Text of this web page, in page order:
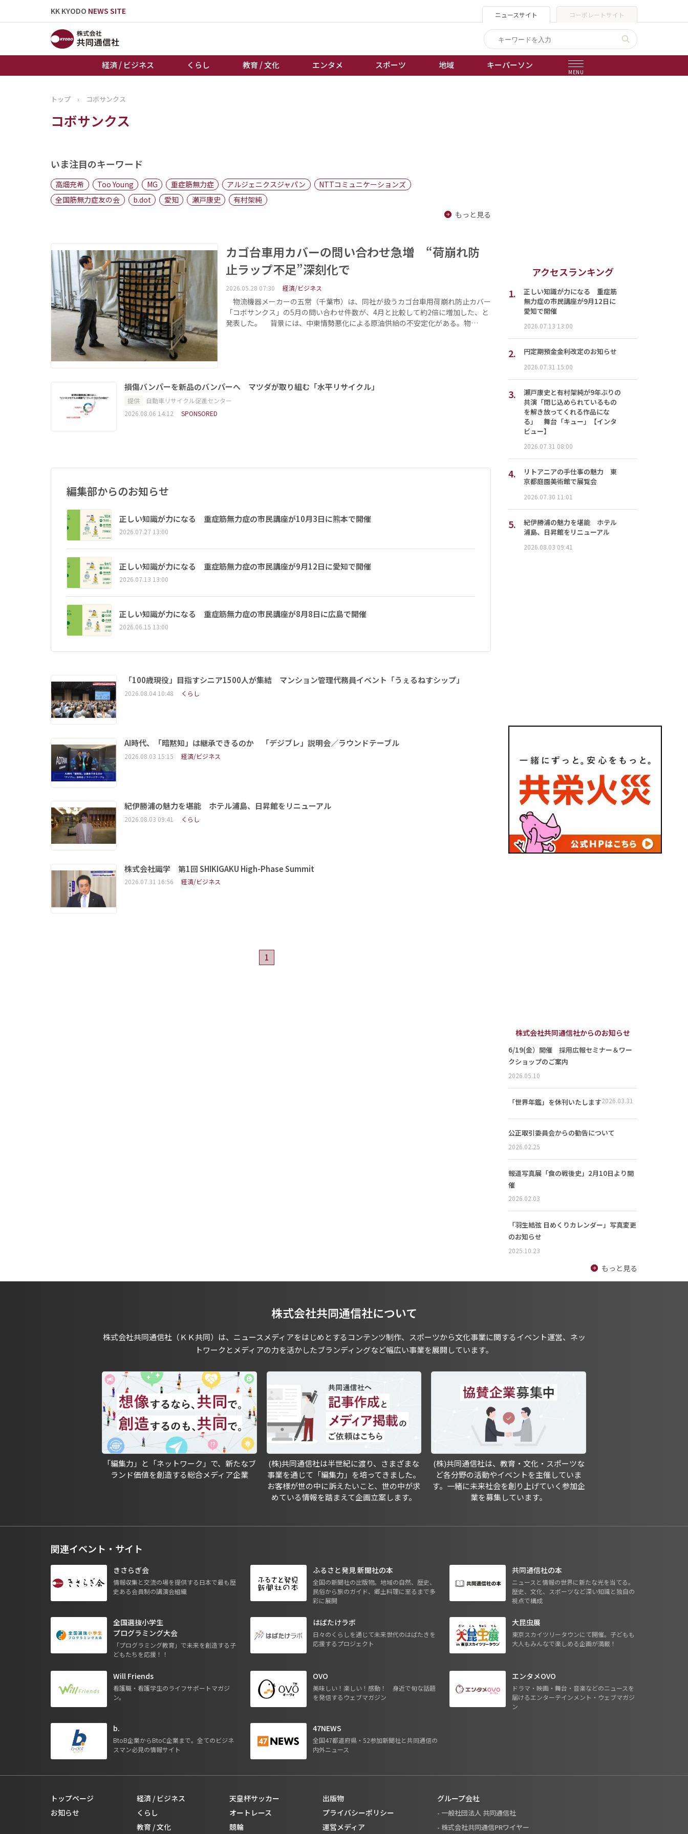
KK KYODO NEWS SITE ニュースサイト コーポレートサイト
経済 / ビジネス くらし 教育 / 文化 エンタメ スポーツ 地域 キーパーソン
MENU
トップページ
お知らせ
地域
キーパーソン
棋王戦
トップ › コボサンクス
コボサンクス
いま注目のキーワード
高畑充希 Too Young MG 重症筋無力症 アルジェニクスジャパン
NTTコミュニケーションズ
全国筋無力症友の会
b.dot 愛知 瀬戸康史
有村架純
もっと見る
カゴ台車用カバーの問い合わせ急増 “荷崩れ防
止ラップ不足”深刻化で
2026.05.28 07:30 経済/ビジネス
物流機器メーカーの五常（千葉市）は、同社が扱うカゴ台車用荷崩れ防止カバー
「コボサンクス」の5月の問い合わせ件数が、4月と比較して約2倍に増加した、と
発表した。 背景には、中東情勢悪化による原油供給の不安定化がある。物…
損傷バンパーを新品のバンパーへ マツダが取り組む「水平リサイクル」
提供
自動車リサイクル促進センター
2026.08.06 14:12
SPONSORED
編集部からのお知らせ
正しい知識が力になる 重症筋無力症の市民講座が10月3日に熊本で開催
2026.07.27 13:00
正しい知識が力になる 重症筋無力症の市民講座が9月12日に愛知で開催
2026.07.13 13:00
正しい知識が力になる 重症筋無力症の市民講座が8月8日に広島で開催
2026.06.15 13:00
「100歳現役」目指すシニア1500人が集結 マンション管理代務員イベント「うぇるねすシップ」
2026.08.04 10:48 くらし
AI時代、「暗黙知」は継承できるのか 「デジブレ」説明会／ラウンドテーブル
2026.08.03 15:15 経済/ビジネス
紀伊勝浦の魅力を堪能 ホテル浦島、日昇館をリニューアル
2026.08.03 09:41 くらし
株式会社識学 第1回 SHIKIGAKU High-Phase Summit
2026.07.31 16:56 経済/ビジネス
1
アクセスランキング
1.
正しい知識が力になる 重症筋
無力症の市民講座が9月12日に
愛知で開催
2026.07.13 13:00
2. 円定期預金金利改定のお知らせ
2026.07.31 15:00
3.
瀬戸康史と有村架純が9年ぶりの
共演「閉じ込められているもの
を解き放ってくれる作品にな
る」 舞台「キュー」【インタ
ビュー】
2026.07.31 08:00
4.
リトアニアの手仕事の魅力 東
京都庭園美術館で展覧会
2026.07.30 11:01
5.
紀伊勝浦の魅力を堪能 ホテル
浦島、日昇館をリニューアル
2026.08.03 09:41
株式会社共同通信社からのお知らせ
6/19(金）開催 採用広報セミナー＆ワー
クショップのご案内
2026.05.10
「世界年鑑」を休刊いたします2026.03.31
公正取引委員会からの勧告について
2026.02.25
報道写真展「食の戦後史」2月10日より開
催
2026.02.03
「羽生結弦 日めくりカレンダー」写真変更
のお知らせ
2025.10.23
もっと見る
株式会社共同通信社について
株式会社共同通信社（ＫＫ共同）は、ニュースメディアをはじめとするコンテンツ制作、スポーツから文化事業に関するイベント運営、ネッ
トワークとメディアの力を活かしたブランディングなど幅広い事業を展開しています。
「編集力」と「ネットワーク」で、新たなブ
ランド価値を創造する総合メディア企業
(株)共同通信社は半世紀に渡り、さまざまな
事業を通じて「編集力」を培ってきました。
お客様が世の中に訴えたいこと、世の中が求
めている情報を踏まえて企画立案します。
(株)共同通信社は、教育・文化・スポーツな
ど各分野の活動やイベントを主催していま
す。一緒に未来社会を創り上げていく参加企
業を募集しています。
関連イベント・サイト
きさらぎ会
情報収集と交流の場を提供する日本で最も歴
史ある会員制の講演会組織
ふるさと発見 新聞社の本
全国の新聞社の出版物。地域の自然、歴史、
民俗から旅のガイド、郷土料理に至るまで多
彩に展開
共同通信社の本
ニュースと情報の世界に新たな光を当てる。
歴史、文化、スポーツなど深い知識と独自の
視点で構成
全国選抜小学生
プログラミング大会
「プログラミング教育」で未来を創造する子
どもたちを応援！！
はばたけラボ
日々のくらしを通じて未来世代のはばたきを
応援するプロジェクト
大昆虫展
東京スカイツリータウンにて開催。子どもも
大人もみんなで楽しめる企画が満載！
Will Friends
看護職・看護学生のライフサポートマガジ
ン。
OVO
美味しい！楽しい！感動！ 身近で旬な話題
を発信するウェブマガジン
エンタメOVO
ドラマ・映画・舞台・音楽などのニュースを
届けるエンターテインメント・ウェブマガジ
ン
b.
BtoB企業からBtoC企業まで。全てのビジネ
スマン必見の情報サイト
47NEWS
全国47都道府県・52参加新聞社と共同通信の
内外ニュース
トップページ
お知らせ
経済 / ビジネス
くらし
教育 / 文化
天皇杯サッカー
オートレース
競輪
出版物
プライバシーポリシー
運営メディア
グループ会社
- 一般社団法人 共同通信社
- 株式会社共同通信PRワイヤー